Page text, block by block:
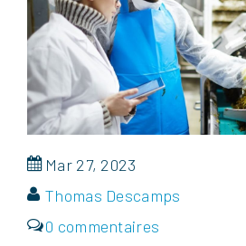
Mar 27, 2023
Thomas Descamps
0 commentaires